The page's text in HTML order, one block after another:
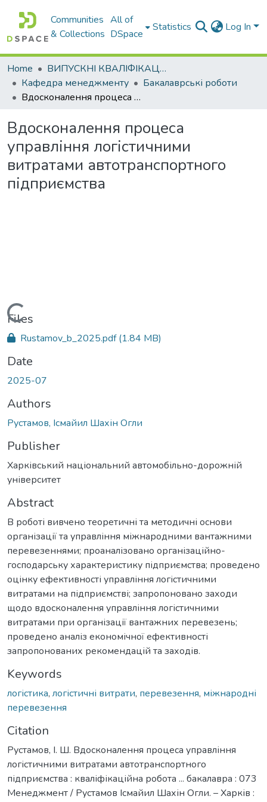
Communities
& Collections
All of
DSpace
Statistics Log In
Home
ВИПУСКНІ КВАЛІФІКАЦІЙНІ РОБОТИ
Кафедра менеджменту
Бакалаврські роботи
Вдосконалення процеса управління логістичними витратами автотранспортного підприємства
Вдосконалення процеса
управління логістичними
витратами автотранспортного
підприємства
Loading...
Files
Rustamov_b_2025.pdf(1.84 MB)
Date
2025-07
Authors
Рустамов, Ісмайил Шахін Огли
Publisher
Харківський національний автомобільно-дорожній
університет
Abstract
В роботі вивчено теоретичні та методичні основи
організації та управління міжнародними вантажними
перевезеннями; проаналізовано організаційно-
господарську характеристику підприємства; проведено
оцінку ефективності управління логістичними
витратами на підприємстві; запропоновано заходи
щодо вдосконалення управління логістичними
витратами при організації вантажних перевезень;
проведено аналіз економічної ефективності
запропонованих рекомендацій та заходів.
Keywords
логістика, логістичні витрати, перевезення, міжнародні
перевезення
Citation
Рустамов, І. Ш. Вдосконалення процеса управління
логістичними витратами автотранспортного
підприємства : кваліфікаційна робота ... бакалавра : 073
Менеджмент / Рустамов Ісмайил Шахін Огли. – Харків :